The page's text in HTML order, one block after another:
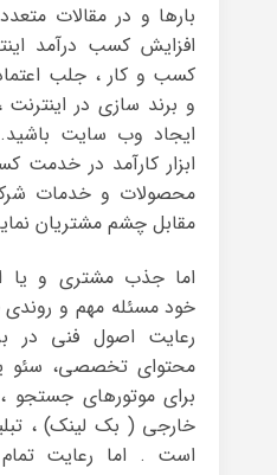
بارها و در مقالات
افزایش کسب درآمد
کسب و کار ، جلب
و برند سازی در
ایجاد وب سایت
ابزار کارآمد در خدمت
محصولات و خدمات
مقابل چشم مشتریان
اما جذب مشتری و یا
خود مسئله مهم و روندی
رعایت اصول فنی در
محتوای تخصصی، سئو
برای موتورهای جستجو
خارجی ( بک لینک) ،
است . اما رعایت